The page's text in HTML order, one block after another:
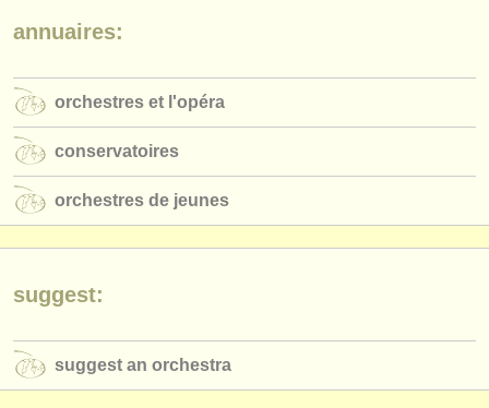
annuaires:
conservatoires
orchestres de jeunes
musicalchairs:
contactez nous
actualités musique classique
annuaires:
orchestres et l'opéra
conservatoires
orchestres de jeunes
suggest:
suggest an orchestra